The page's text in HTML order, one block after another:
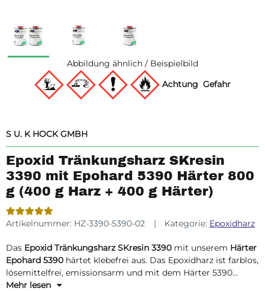
Abbildung ähnlich / Beispielbild
Achtung Gefahr
S U. K HOCK GMBH
Epoxid Tränkungsharz SKresin
3390 mit Epohard 5390 Härter 800
g (400 g Harz + 400 g Härter)
Artikelnummer: HZ-3390-5390-02 Kategorie: Epoxidharz
Das Epoxid Tränkungsharz SKresin 3390 mit unserem Härter
Epohard 5390 härtet klebefrei aus. Das Epoxidharz ist farblos,
lösemittelfrei, emissionsarm und mit dem Härter 5390
vergilbungsarm und farblos in der Aushärtung. Die
Mehr lesen